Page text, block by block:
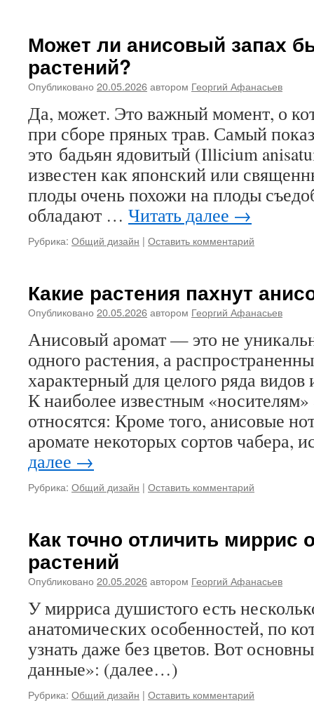
Может ли анисовый запах
растений?
Опубликовано 20.05.2026автором Георгий Афанасьев
Да, может. Это важный момент, о
при сборе пряных трав. Самый
это бадьян ядовитый (Illicium
известен как японский или
плоды очень похожи на плоды
обладают … Читать далее →
Рубрика: Общий дизайн | Оставить комментарий
Какие растения пахнут
Опубликовано 20.05.2026автором Георгий Афанасьев
Анисовый аромат — это не
одного растения, а
характерный для целого ряда видов
К наиболее известным «носителям»
относятся: Кроме того, анисовые
аромате некоторых сортов чабера,
далее →
Рубрика: Общий дизайн | Оставить комментарий
Как точно отличить миррис
растений
Опубликовано 20.05.2026автором Георгий Афанасьев
У мирриса душистого есть
анатомических особенностей, по
узнать даже без цветов. Вот
данные»: (далее…)
Рубрика: Общий дизайн | Оставить комментарий